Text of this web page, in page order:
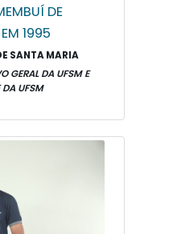
DE
1995
SANTA MARIA
GERAL DA UFSM E
DA UFSM